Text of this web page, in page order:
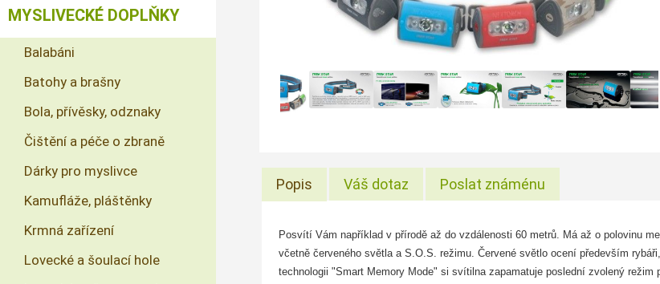
Popis Váš dotaz Poslat známénu
Posvítí Vám například v přírodě až do vzdálenosti 60 metrů. Má až o polovinu
včetně červeného světla a S.O.S. režimu. Červené světlo ocení především
technologii "Smart Memory Mode" si svítilna zapamatuje poslední zvolený
MYSLIVECKÉ DOPLŇKY
Balabáni
Batohy a brašny
Bola, přívěsky, odznaky
Čištění a péče o zbraně
Dárky pro myslivce
Kamufláže, pláštěnky
Krmná zařízení
Lovecké a šoulací hole